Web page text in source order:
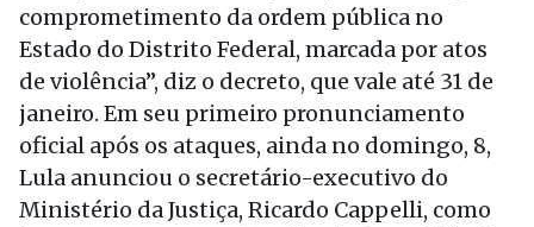
comprometimento da ordem pública no
Estado do Distrito Federal, marcada por atos
de violência”, diz o decreto, que vale até 31 de
janeiro. Em seu primeiro pronunciamento
oficial após os ataques, ainda no domingo, 8,
Lula anunciou o secretário-executivo do
Ministério da Justiça, Ricardo Cappelli, como